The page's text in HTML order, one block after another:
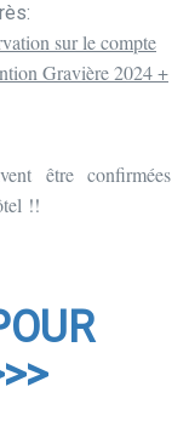
sur le compte
Gravière 2024 +
être confirmées
!!